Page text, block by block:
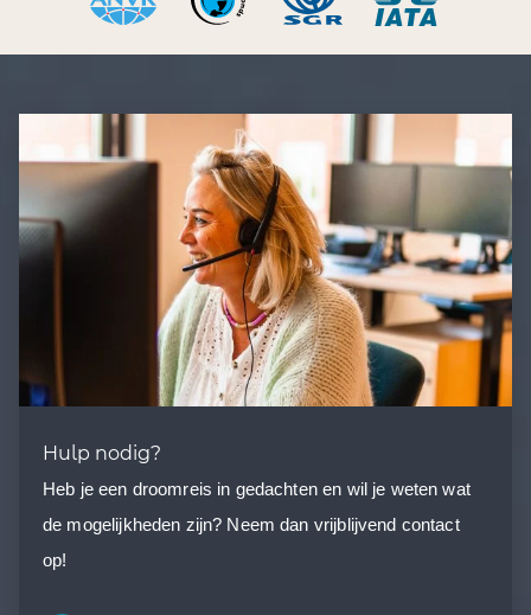
Hulp nodig?
Heb je een droomreis in gedachten en wil je weten wat
de mogelijkheden zijn? Neem dan vrijblijvend contact
op!